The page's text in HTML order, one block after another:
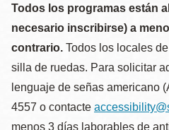
Todos los programas están
necesario inscribirse) a
contrario. Todos los locales
silla de ruedas. Para solicitar
lenguaje de señas americano
4557 o contacte
menos 3 días laborables de